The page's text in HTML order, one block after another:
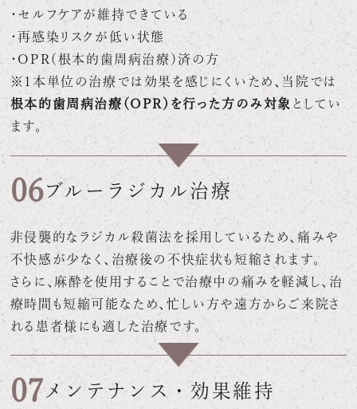
・セルフケアが維持できている
・再感染リスクが低い状態
・OPR（根本的歯周病治療）済の方
※1本単位の治療では効果を感じにくいため、当院では
根本的歯周病治療（OPR）を行った方のみ対象 としてい
ます。
06ブルーラジカル治療
非侵襲的なラジカル殺菌法を採用しているため、痛みや
不快感が少なく、治療後の不快症状も短縮されます。
さらに、麻酔を使用することで治療中の痛みを軽減し、治
療時間も短縮可能なため、忙しい方や遠方からご来院さ
れる患者様にも適した治療です。
07メンテナンス・効果維持